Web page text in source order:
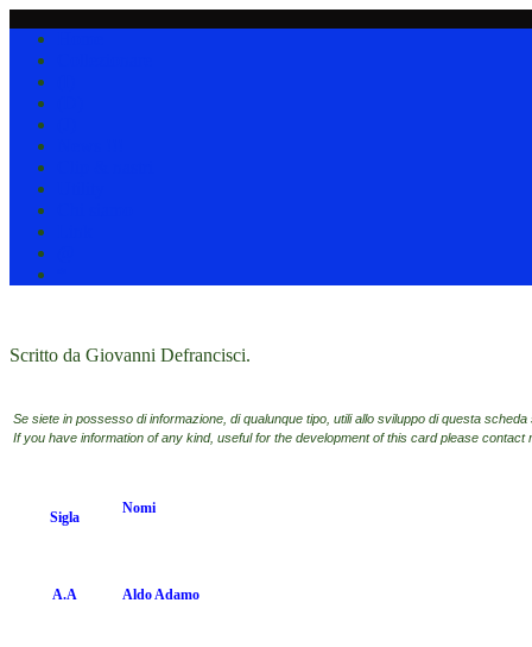
Scritto da Giovanni Defrancisci.
Se siete in possesso di informazione, di qualunque tipo, utili allo sviluppo di questa
If you have information of any kind, useful for the development of this card please
Sigla
Nomi
A.A Aldo Adamo